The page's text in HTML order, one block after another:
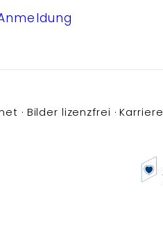
Bilder lizenzfrei
Karriere